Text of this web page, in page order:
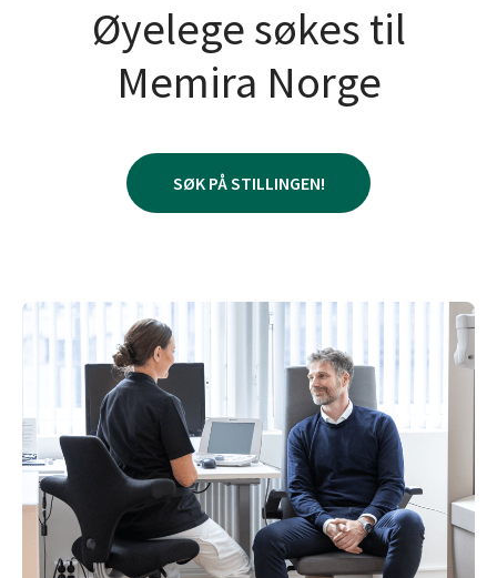
Øyelege søkes til
Memira Norge
SØK PÅ STILLINGEN!